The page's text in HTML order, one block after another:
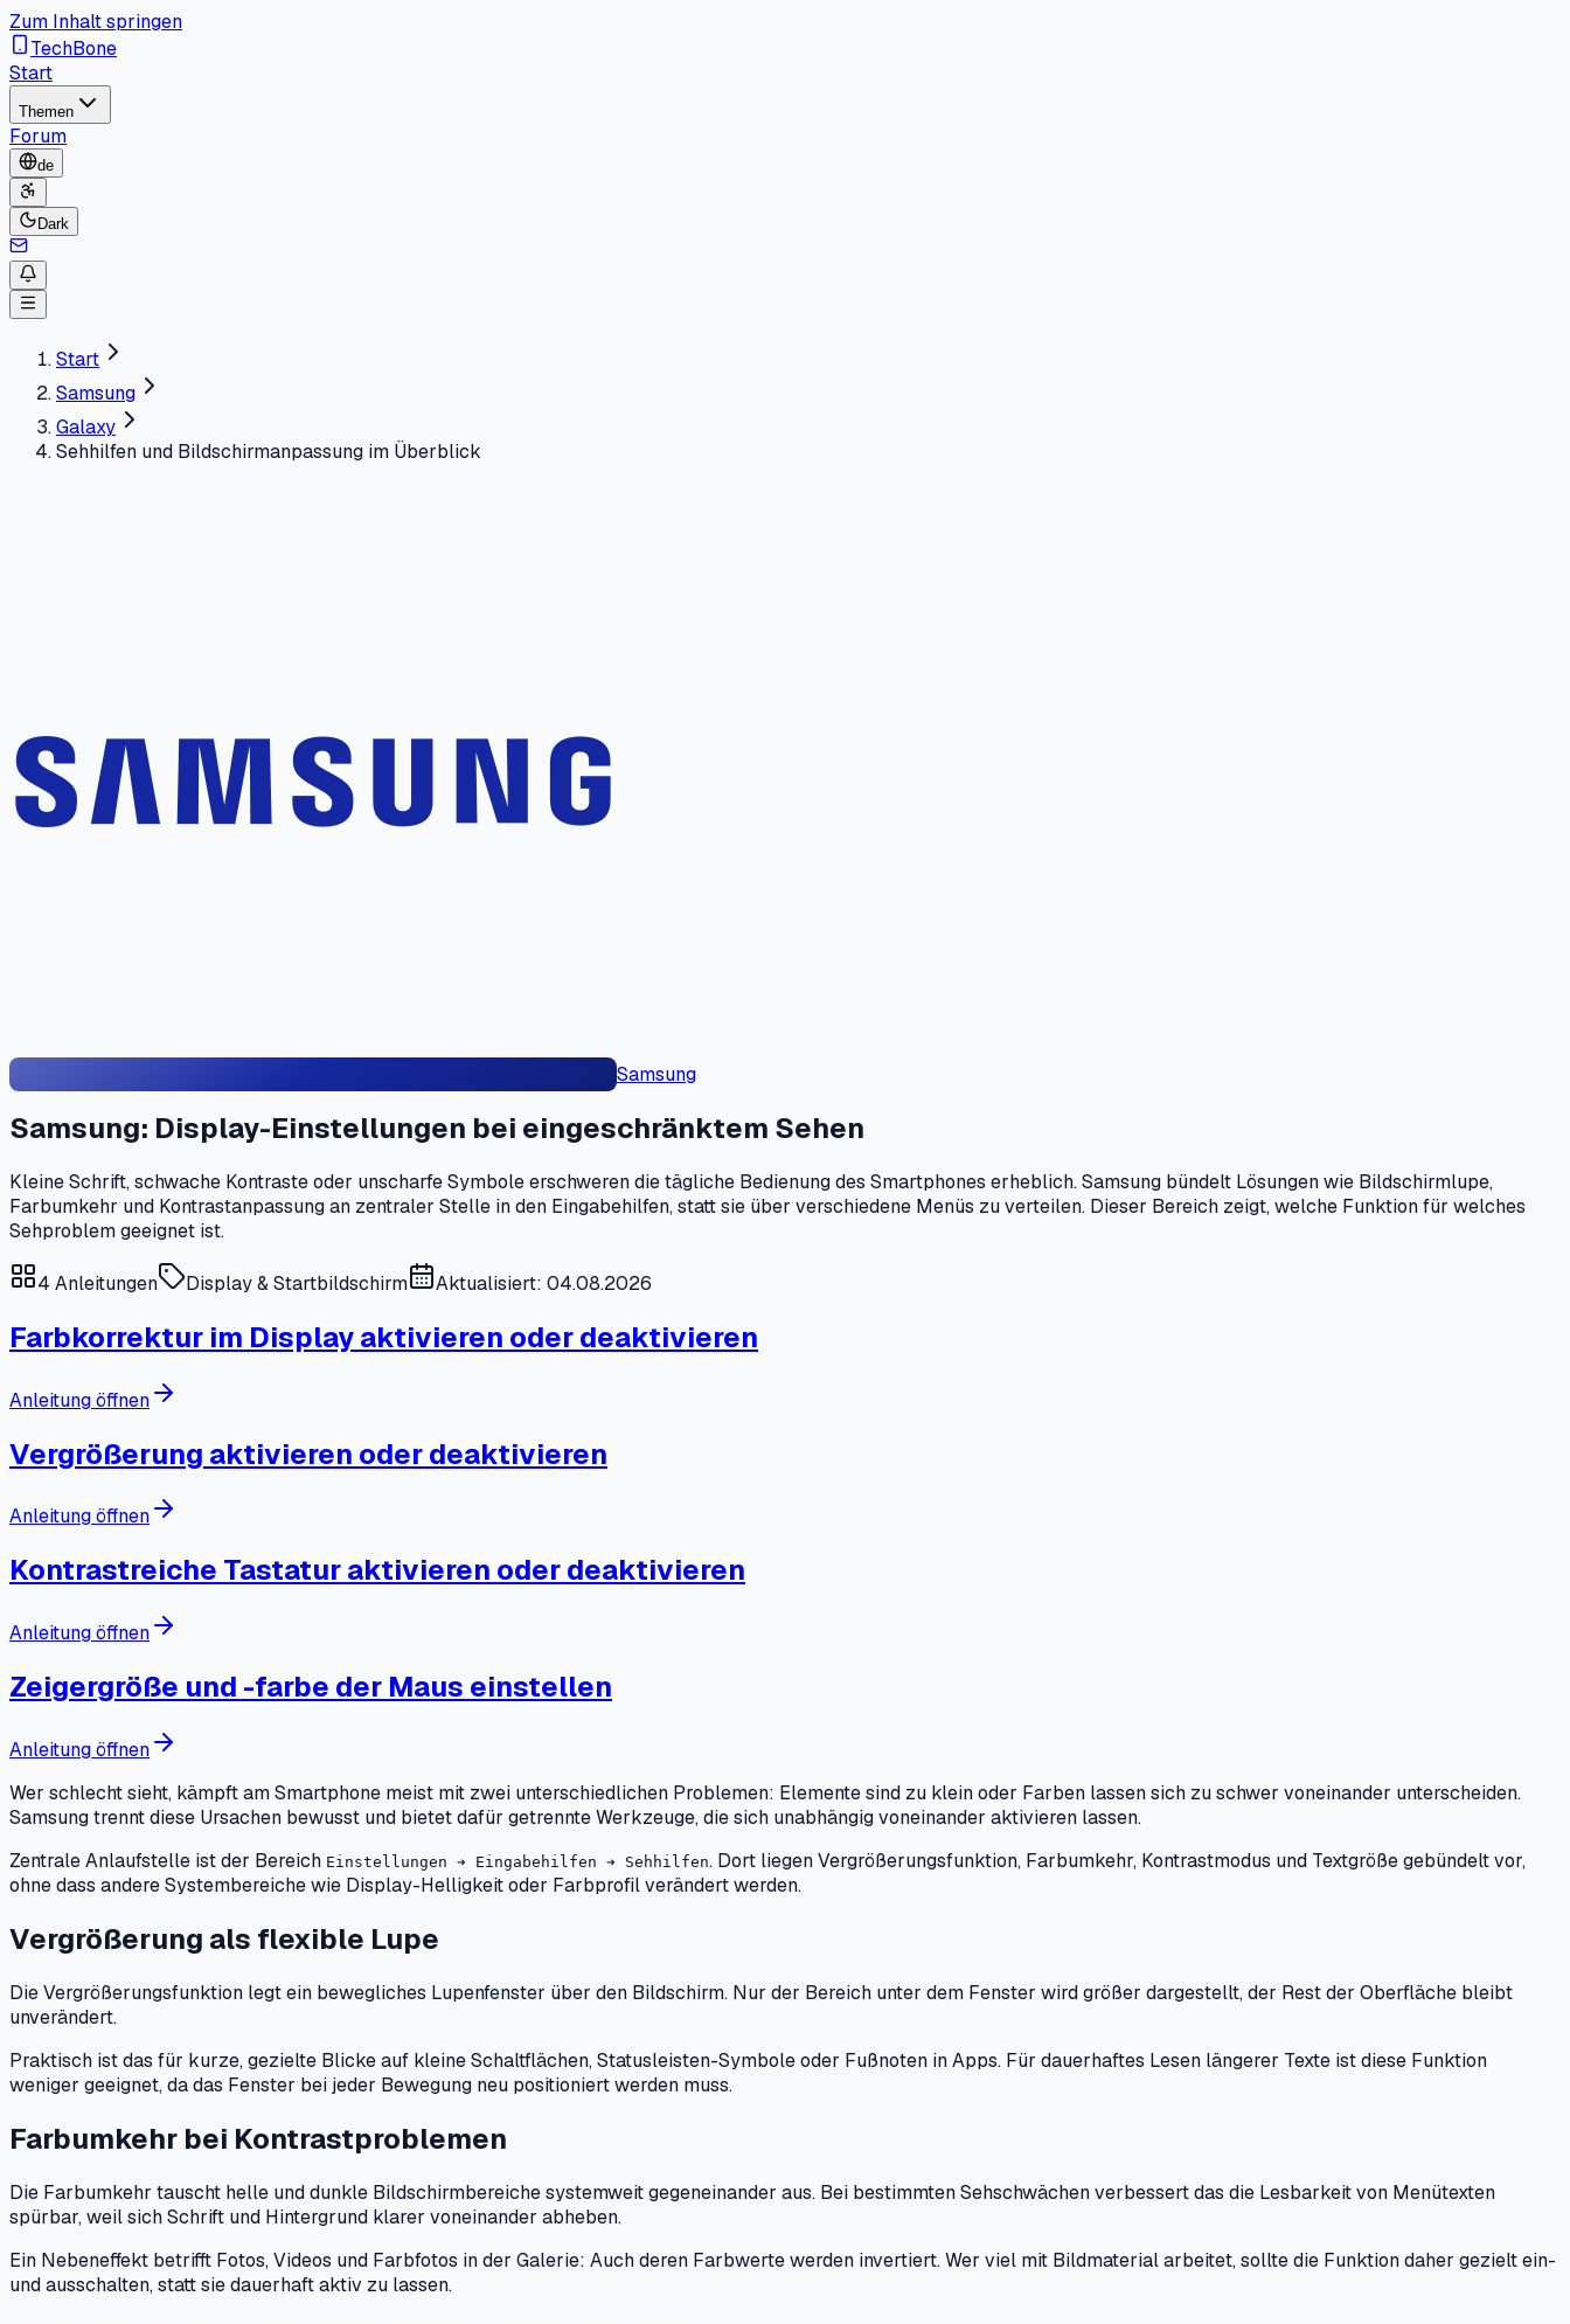
Zum Inhalt springen
TechBone
Start
Themen
Forum
de
Dark
Start
Samsung
Galaxy
Sehhilfen und Bildschirmanpassung im Überblick
Samsung
Samsung: Display-Einstellungen bei eingeschränktem Sehen
Kleine Schrift, schwache Kontraste oder unscharfe Symbole erschweren die tägliche Bedienung des Smartphones erheblich. Samsung bündelt Lösungen wie Bildschirmlupe,
Farbumkehr und Kontrastanpassung an zentraler Stelle in den Eingabehilfen, statt sie über verschiedene Menüs zu verteilen. Dieser Bereich zeigt, welche Funktion für welches
Sehproblem geeignet ist.
4 Anleitungen Display & Startbildschirm Aktualisiert: 04.08.2026
Farbkorrektur im Display aktivieren oder deaktivieren
Anleitung öffnen
Vergrößerung aktivieren oder deaktivieren
Anleitung öffnen
Kontrastreiche Tastatur aktivieren oder deaktivieren
Anleitung öffnen
Zeigergröße und -farbe der Maus einstellen
Anleitung öffnen
Wer schlecht sieht, kämpft am Smartphone meist mit zwei unterschiedlichen Problemen: Elemente sind zu klein oder Farben lassen sich zu schwer voneinander unterscheiden.
Samsung trennt diese Ursachen bewusst und bietet dafür getrennte Werkzeuge, die sich unabhängig voneinander aktivieren lassen.
Zentrale Anlaufstelle ist der Bereich Einstellungen ➔ Eingabehilfen ➔ Sehhilfen. Dort liegen Vergrößerungsfunktion, Farbumkehr, Kontrastmodus und Textgröße gebündelt vor,
ohne dass andere Systembereiche wie Display-Helligkeit oder Farbprofil verändert werden.
Vergrößerung als flexible Lupe
Die Vergrößerungsfunktion legt ein bewegliches Lupenfenster über den Bildschirm. Nur der Bereich unter dem Fenster wird größer dargestellt, der Rest der Oberfläche bleibt
unverändert.
Praktisch ist das für kurze, gezielte Blicke auf kleine Schaltflächen, Statusleisten-Symbole oder Fußnoten in Apps. Für dauerhaftes Lesen längerer Texte ist diese Funktion
weniger geeignet, da das Fenster bei jeder Bewegung neu positioniert werden muss.
Farbumkehr bei Kontrastproblemen
Die Farbumkehr tauscht helle und dunkle Bildschirmbereiche systemweit gegeneinander aus. Bei bestimmten Sehschwächen verbessert das die Lesbarkeit von Menütexten
spürbar, weil sich Schrift und Hintergrund klarer voneinander abheben.
Ein Nebeneffekt betrifft Fotos, Videos und Farbfotos in der Galerie: Auch deren Farbwerte werden invertiert. Wer viel mit Bildmaterial arbeitet, sollte die Funktion daher gezielt ein-
und ausschalten, statt sie dauerhaft aktiv zu lassen.